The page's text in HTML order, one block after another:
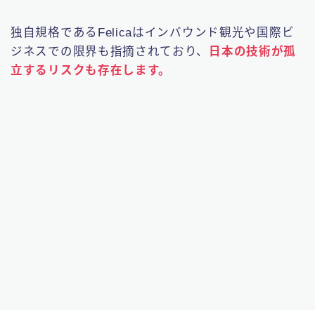
独自規格であるFelicaはインバウンド観光や国際ビ
ジネスでの限界も指摘されており、
日本の技術が孤
立するリスクも存在します。